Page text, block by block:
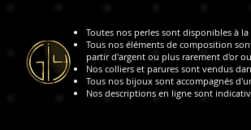
Toutes nos perles sont disponibles à
Tous nos éléments de composition
partir d'argent ou plus rarement d'or
Nos colliers et parures sont vendus
Tous nos bijoux sont accompagnés
Nos descriptions en ligne sont